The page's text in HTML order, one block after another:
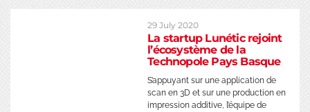
29 July 2020
La startup Lunétic rejoint
l’écosystème de la
Technopole Pays Basque
S’appuyant sur une application de
scan en 3D et sur une production en
impression additive, l’équipe de